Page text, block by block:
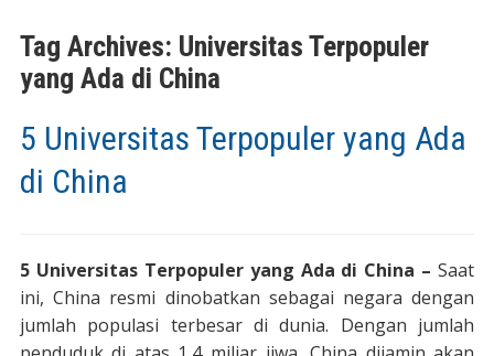
Tag Archives: Universitas Terpopuler
yang Ada di China
5 Universitas Terpopuler yang Ada
di China
5 Universitas Terpopuler yang Ada di China –Saat
ini, China resmi dinobatkan sebagai negara dengan
jumlah populasi terbesar di dunia. Dengan jumlah